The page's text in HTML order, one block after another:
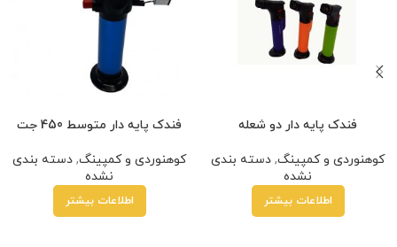
فندک پایه دار دو شعله
کوهنوردی و کمپینگ, دسته بندی
نشده
اطلاعات بیشتر
فندک پایه دار متوسط 450 جت
کوهنوردی و کمپینگ, دسته بندی
نشده
اطلاعات بیشتر